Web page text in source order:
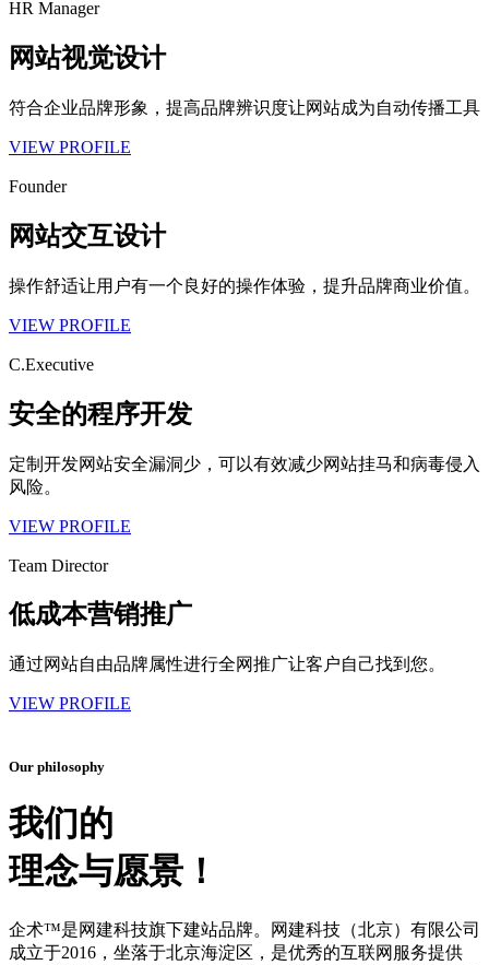
HR Manager
网站视觉设计
符合企业品牌形象，提高品牌辨识度让网站成为自动传播工具
VIEW PROFILE
Founder
网站交互设计
操作舒适让用户有一个良好的操作体验，提升品牌商业价值。
VIEW PROFILE
C.Executive
安全的程序开发
定制开发网站安全漏洞少，可以有效减少网站挂马和病毒侵入
风险。
VIEW PROFILE
Team Director
低成本营销推广
通过网站自由品牌属性进行全网推广让客户自己找到您。
VIEW PROFILE
Our philosophy
我们的
理念与愿景！
企术™是网建科技旗下建站品牌。网建科技（北京）有限公司
成立于2016，坐落于北京海淀区，是优秀的互联网服务提供